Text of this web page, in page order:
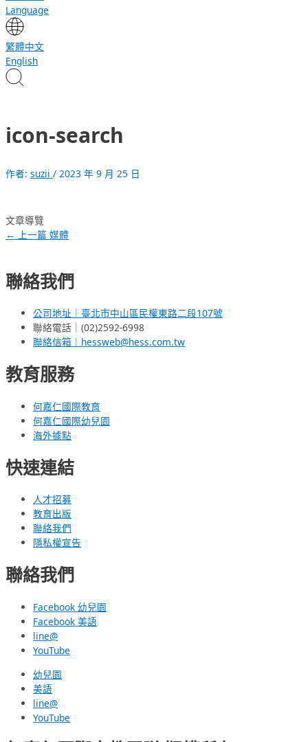
Language
繁體中文
English
icon-search
作者: suzii / 2023 年 9 月 25 日
文章導覽
←
上一篇 媒體
聯絡我們
公司地址｜臺北市中山區民權東路二段107號
聯絡電話｜(02)2592-6998
聯絡信箱｜hessweb@hess.com.tw
教育服務
何嘉仁國際教育
何嘉仁國際幼兒園
海外據點
快速連結
人才招募
教育出版
聯絡我們
隱私權宣告
聯絡我們
Facebook 幼兒園
Facebook 美語
line@
YouTube
幼兒園
美語
line@
YouTube